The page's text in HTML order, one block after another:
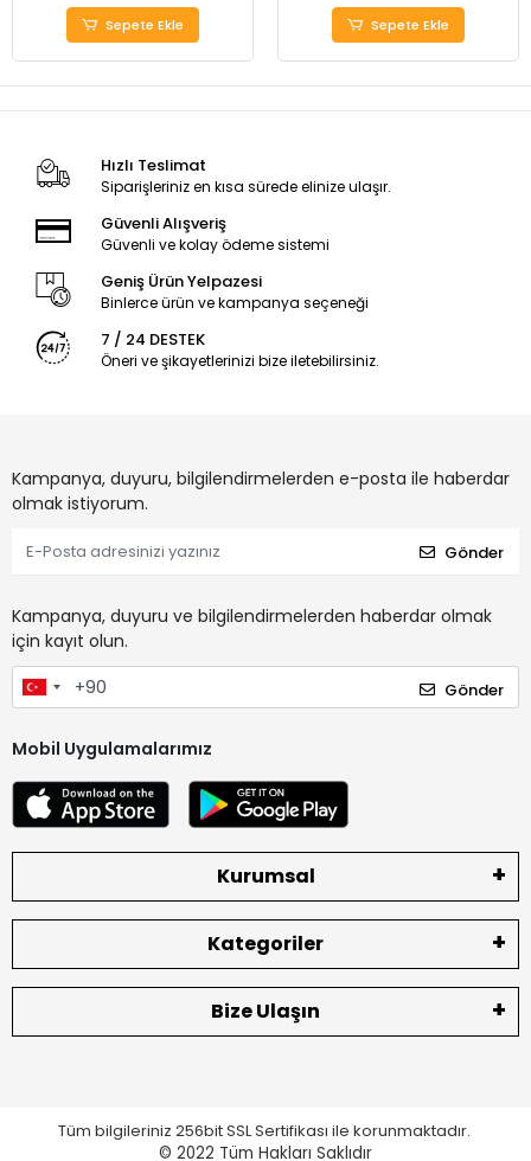
Sepete Ekle Sepete Ekle
Hızlı Teslimat
Siparişleriniz en kısa sürede elinize ulaşır.
Güvenli Alışveriş
Güvenli ve kolay ödeme sistemi
Geniş Ürün Yelpazesi
Binlerce ürün ve kampanya seçeneği
7 / 24 DESTEK
Öneri ve şikayetlerinizi bize iletebilirsiniz.
Kampanya, duyuru, bilgilendirmelerden e-posta ile haberdar
olmak istiyorum.
Gönder
Kampanya, duyuru ve bilgilendirmelerden haberdar olmak
için kayıt olun.
Gönder
Mobil Uygulamalarımız
Kurumsal
Kategoriler
Bize Ulaşın
Tüm bilgileriniz 256bit SSL Sertifikası ile korunmaktadır.
© 2022 Tüm Hakları Saklıdır